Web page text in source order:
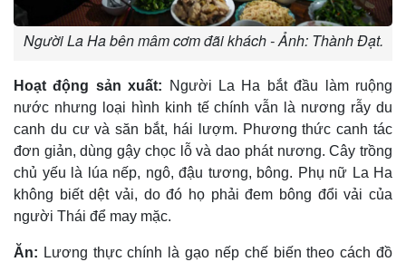
Người La Ha bên mâm cơm đãi khách - Ảnh: Thành Đạt.
Hoạt động sản xuất:
Người La Ha bắt đầu làm ruộng
nước nhưng loại hình kinh tế chính vẫn là nương rẫy du
canh du cư và săn bắt, hái lượm. Phương thức canh tác
đơn giản, dùng gậy chọc lỗ và dao phát nương. Cây trồng
chủ yếu là lúa nếp, ngô, đậu tương, bông. Phụ nữ La Ha
không biết dệt vải, do đó họ phải đem bông đổi vải của
người Thái để may mặc.
Ăn: Lương thực chính là gạo nếp chế biến theo cách đồ